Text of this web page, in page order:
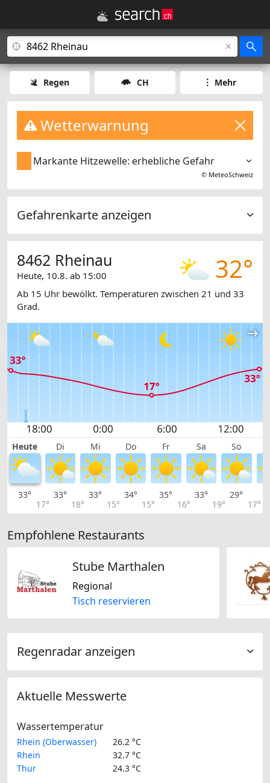
Regen CH Mehr
Wetterwarnung
Markante Hitzewelle: erhebliche Gefahr
© MeteoSchweiz
Gefahrenkarte anzeigen
32°
8462 Rheinau
Heute, 10.8. ab 15:00
Ab 15 Uhr bewölkt. Temperaturen zwischen 21 und 33
Grad.
Heute Di Mi Do Fr Sa So
33°
17°
33°
18°
33°
15°
34°
15°
35°
16°
33°
19°
29°
17°
Empfohlene Restaurants
Stube Marthalen
Regional
Tisch reservieren
Regenradar anzeigen
Aktuelle Messwerte
Wassertemperatur
Rhein (Oberwasser)
26.2 °C
Rhein
32.7 °C
Thur
24.3 °C